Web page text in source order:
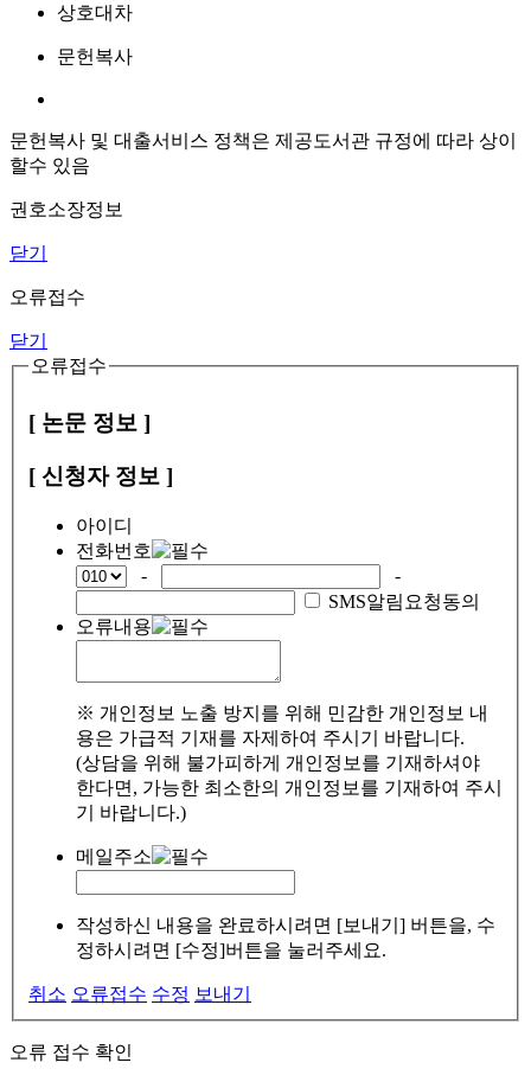
상호대차
문헌복사
문헌복사 및 대출서비스 정책은 제공도서관 규정에 따라 상이
할수 있음
권호소장정보
닫기
오류접수
닫기
오류접수
[ 논문 정보 ]
[ 신청자 정보 ]
아이디
전화번호
-
-
SMS알림요청동의
오류내용
※ 개인정보 노출 방지를 위해 민감한 개인정보 내
용은 가급적 기재를 자제하여 주시기 바랍니다.
(상담을 위해 불가피하게 개인정보를 기재하셔야
한다면, 가능한 최소한의 개인정보를 기재하여 주시
기 바랍니다.)
메일주소
작성하신 내용을 완료하시려면 [보내기] 버튼을, 수
정하시려면 [수정]버튼을 눌러주세요.
취소 오류접수 수정 보내기
오류 접수 확인